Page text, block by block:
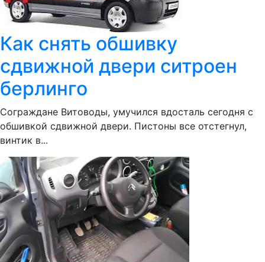
Как снять обшивку
сдвижной двери ситроен
берлинго
Сограждане Витоводы, умучился вдосталь сегодня с
обшивкой сдвижной двери. Пистоны все отстегнул,
винтик в...